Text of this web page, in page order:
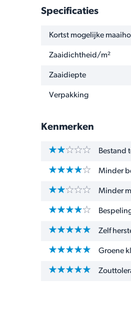
Specificaties
NAAM WAARDE
Kortst mogelijke
Zaaidichtheid/m²
Zaaidiepte
Verpakking
Kenmerken
Bestand
Minder
Minder
Zelf
Groene